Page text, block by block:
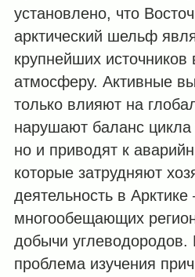
установлено, что
арктический шельф
крупнейших
атмосферу. Активные
только влияют на
нарушают баланс цикла
но и приводят к
которые затрудняют
деятельность в
многообещающих
добычи
проблема изучения